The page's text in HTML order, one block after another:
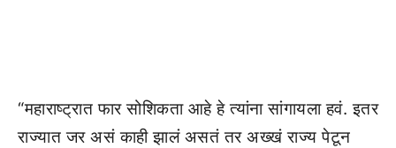
“महाराष्ट्रात फार सोशिकता आहे हे त्यांना सांगायला हवं. इतर
राज्यात जर असं काही झालं असतं तर अख्खं राज्य पेटून